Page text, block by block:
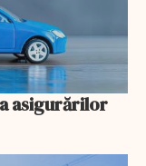
asigurărilor